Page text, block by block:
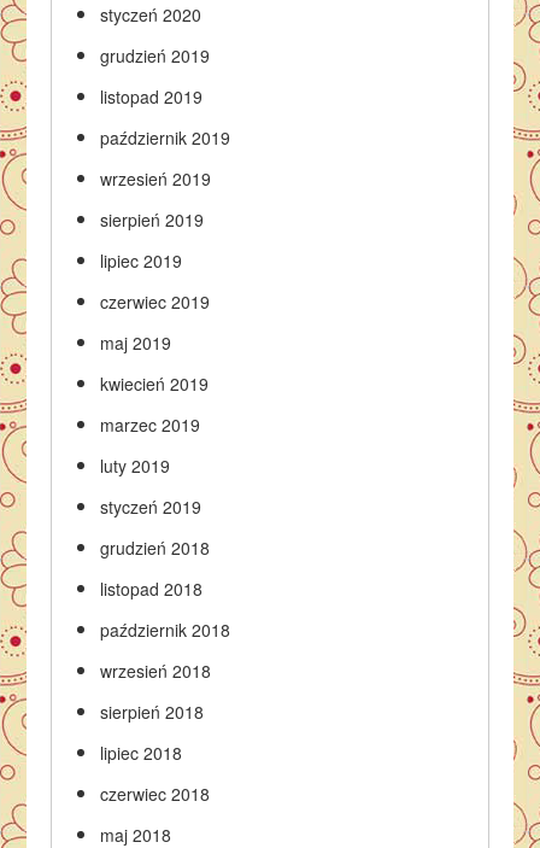
styczeń 2020
grudzień 2019
listopad 2019
październik 2019
wrzesień 2019
sierpień 2019
lipiec 2019
czerwiec 2019
maj 2019
kwiecień 2019
marzec 2019
luty 2019
styczeń 2019
grudzień 2018
listopad 2018
październik 2018
wrzesień 2018
sierpień 2018
lipiec 2018
czerwiec 2018
maj 2018